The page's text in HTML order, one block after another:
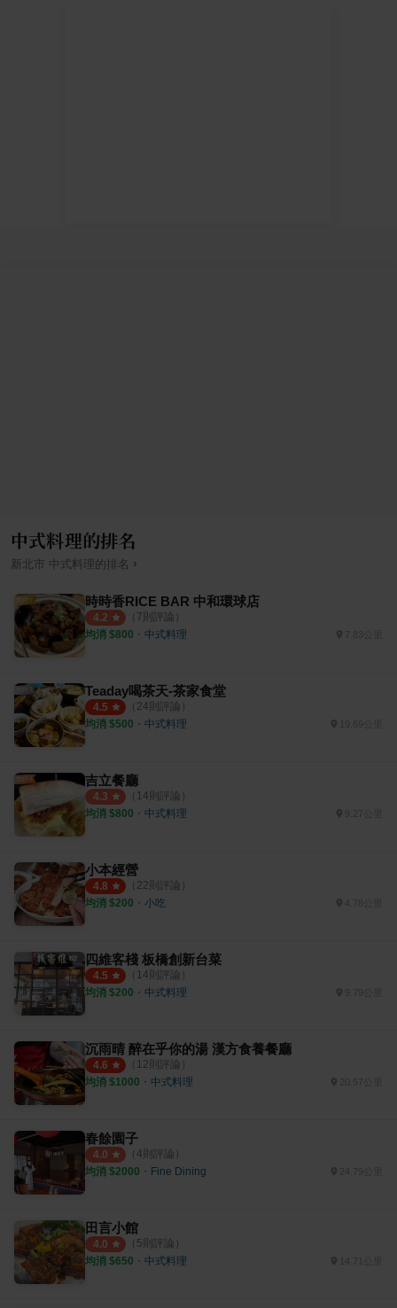
中式料理的排名
新北市 中式料理 的排名 ›
時時香RICE BAR 中和環球店
4.2 （ 7則評論）
均消 $800 ・ 中式料理
Teaday喝茶天-茶家食堂
4.5 （ 24則評論）
均消 $500 ・ 中式料理
吉立餐廳
4.3 （ 14則評論）
均消 $800 ・ 中式料理
小本經營
4.8 （ 22則評論）
均消 $200 ・ 小吃 4.78公里
四維客棧 板橋創新台菜
4.5 （ 14則評論）
均消 $200 ・ 中式料理
沉雨晴 醉在乎你的湯 漢方食養餐廳
4.6 （ 12則評論）
均消 $1000 ・ 中式料理 20.57公里
春餘園子
4.0 （ 4則評論）
均消 $2000 ・ Fine Dining 24.79公里
田言小館
4.0 （ 5則評論）
均消 $650 ・ 中式料理 14.71公里